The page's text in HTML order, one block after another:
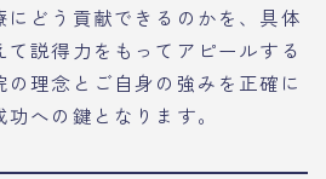
にどう貢献できるのかを、具体
説得力をもってアピールする
理念とご自身の強みを正確に
への鍵となります。